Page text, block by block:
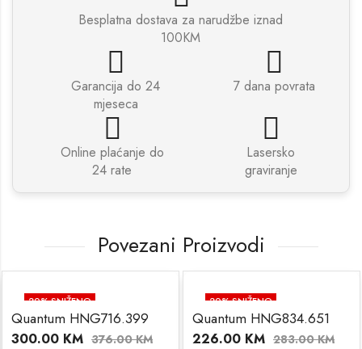
Besplatna dostava za narudžbe iznad
100KM
Garancija do 24
mjeseca
7 dana povrata
Online plaćanje do
24 rate
Lasersko
graviranje
Povezani Proizvodi
20% SNIŽENO
Quantum HNG716.399
300.00 KM 376.00KM
20% SNIŽENO
Quantum HNG834.651
226.00 KM 283.00KM